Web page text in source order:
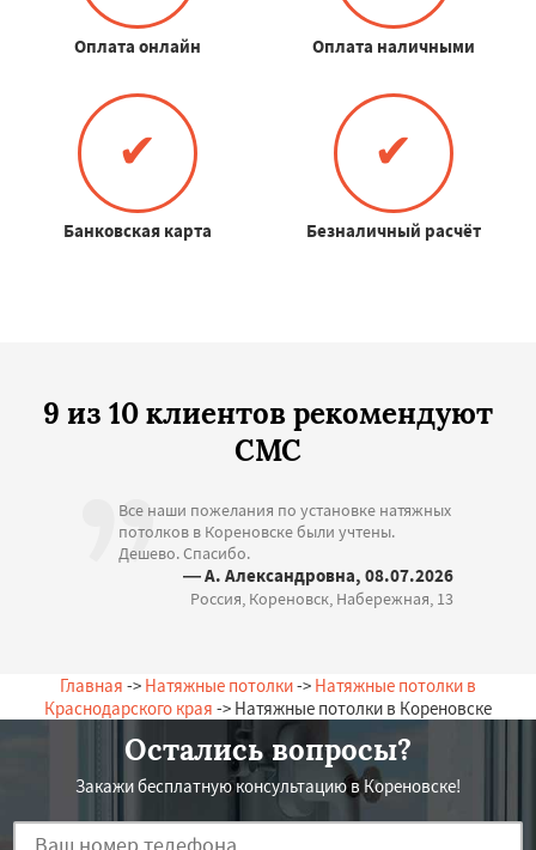
Оплата онлайн Оплата наличными
✔
Банковская карта
✔
Безналичный расчёт
9 из 10 клиентов рекомендуют
СМС
Все наши пожелания по установке натяжных
потолков в Кореновске были учтены.
Дешево. Спасибо.
— А. Александровна, 08.07.2026
Россия, Кореновск, Набережная, 13
Главная -> Натяжные потолки-> Натяжные потолки в
Краснодарского края -> Натяжные потолки в Кореновске
Остались вопросы?
Закажи бесплатную консультацию в Кореновске!